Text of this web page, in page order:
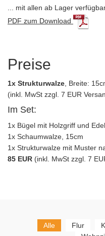
... mit allen ab Lager
PDF zum Download
Preise
1x Strukturwalze , Breite:
(inkl. MwSt zzgl. 7 EUR
Im Set:
1x Bügel mit Holzgriff und
1x Schaumwalze, 15cm
1x Strukturwalze mit Muster
85 EUR (inkl. MwSt zzgl. 7
Alle Flur